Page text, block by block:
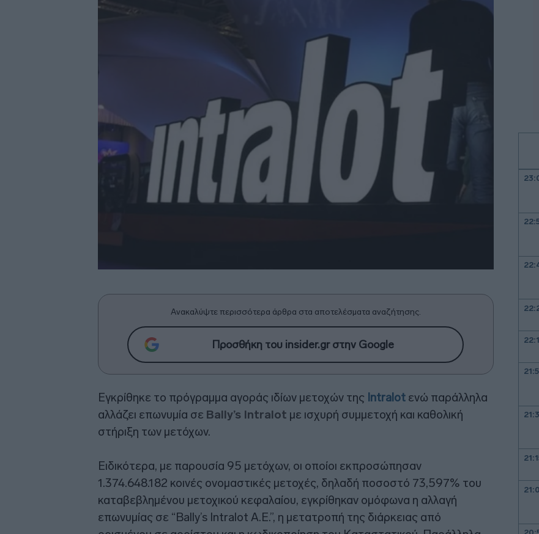
Ανακαλύψτε περισσότερα άρθρα στα αποτελέσματα αναζήτησης.
Προσθήκη του insider.gr στην Google
Εγκρίθηκε το πρόγραμμα αγοράς ιδίων μετοχών της Intralot ενώ παράλληλα
αλλάζει επωνυμία σε Bally’s Intralot με ισχυρή συμμετοχή και καθολική
στήριξη των μετόχων.
Ειδικότερα, με παρουσία 95 μετόχων, οι οποίοι εκπροσώπησαν
1.374.648.182 κοινές ονομαστικές μετοχές, δηλαδή ποσοστό 73,597% του
καταβεβλημένου μετοχικού κεφαλαίου, εγκρίθηκαν ομόφωνα η αλλαγή
επωνυμίας σε “Bally’s Intralot Α.Ε.”, η μετατροπή της διάρκειας από